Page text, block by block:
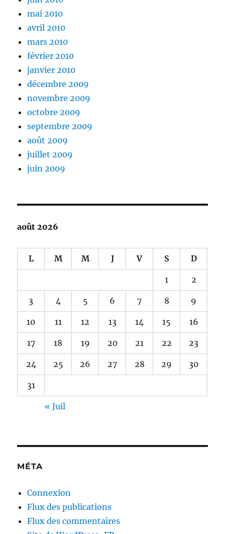
mai 2010
avril 2010
mars 2010
février 2010
janvier 2010
décembre 2009
novembre 2009
octobre 2009
septembre 2009
août 2009
juillet 2009
juin 2009
août 2026
L M M J V S D
1 2
3 4 5 6 7 8 9
10 11 12 13 14 15 16
17 18 19 20 21 22 23
24 25 26 27 28 29 30
31
« Juil
MÉTA
Connexion
Flux des publications
Flux des commentaires